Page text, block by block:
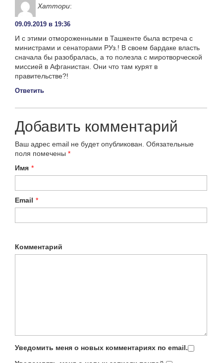
Хаттори:
09.09.2019 в 19:36
И с этими отмороженными в Ташкенте была встреча с
министрами и сенаторами РУз.! В своем бардаке власть
сначала бы разобралась, а то полезла с миротворческой
миссией в Афганистан. Они что там курят в
правительстве?!
Ответить
Добавить комментарий
Ваш адрес email не будет опубликован. Обязательные
поля помечены *
Имя *
Email *
Комментарий
Уведомить меня о новых комментариях по email.